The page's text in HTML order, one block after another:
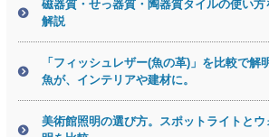
磁器質・せっ器質・陶器質タイルの使い
解説
「フィッシュレザー(魚の革)」を比較で解
魚が、インテリアや建材に。
美術館照明の選び方。スポットライトと